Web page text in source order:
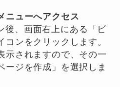
ニューへアクセス
後、画面右上にある「ビ
コンをクリックします。
示されますので、その一
ージを作成」を選択しま